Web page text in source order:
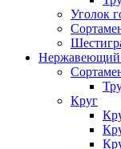
Уголок
Нержавеющий
Круг